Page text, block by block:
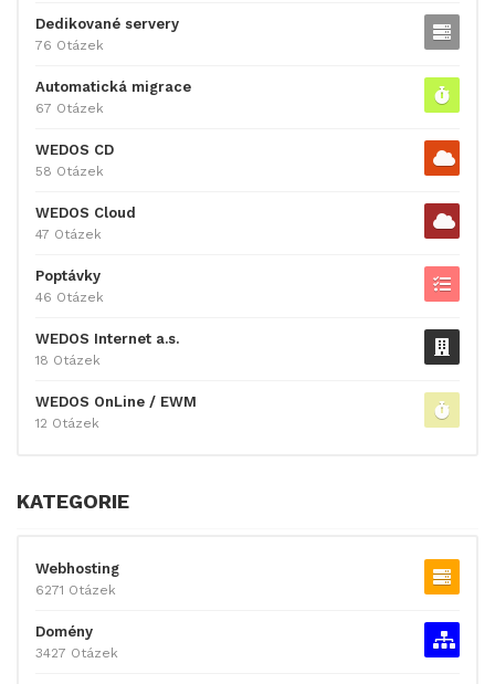
Dedikované servery
76 Otázek
Automatická migrace
67 Otázek
WEDOS CD
58 Otázek
WEDOS Cloud
47 Otázek
Poptávky
46 Otázek
WEDOS Internet a.s.
18 Otázek
WEDOS OnLine / EWM
12 Otázek
KATEGORIE
Webhosting
6271 Otázek
Domény
3427 Otázek